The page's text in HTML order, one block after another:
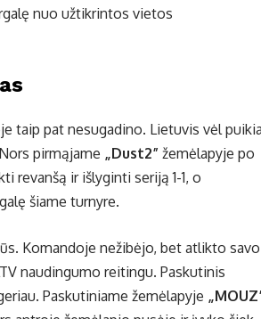
nuo užtikrintos vietos
taip pat nesugadino. Lietuvis vėl
pirmąjame „Dust2” žemėlapyje po
revanšą ir išlyginti seriją 1-1, o
šiame turnyre.
Komandoje nežibėjo, bet atlikto savo
naudingumo reitingu. Paskutinis
Paskutiniame žemėlapyje